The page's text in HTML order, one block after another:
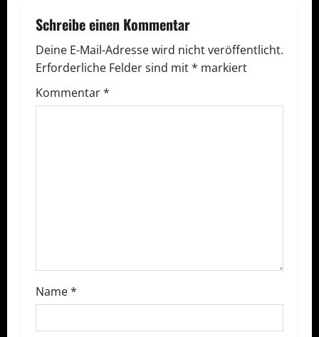
r
a
g
s
g
a
t
Schreibe einen Kommentar
Deine E-Mail-Adresse wird nicht veröffentlicht.
Erforderliche Felder sind mit* markiert
Kommentar*
Name*